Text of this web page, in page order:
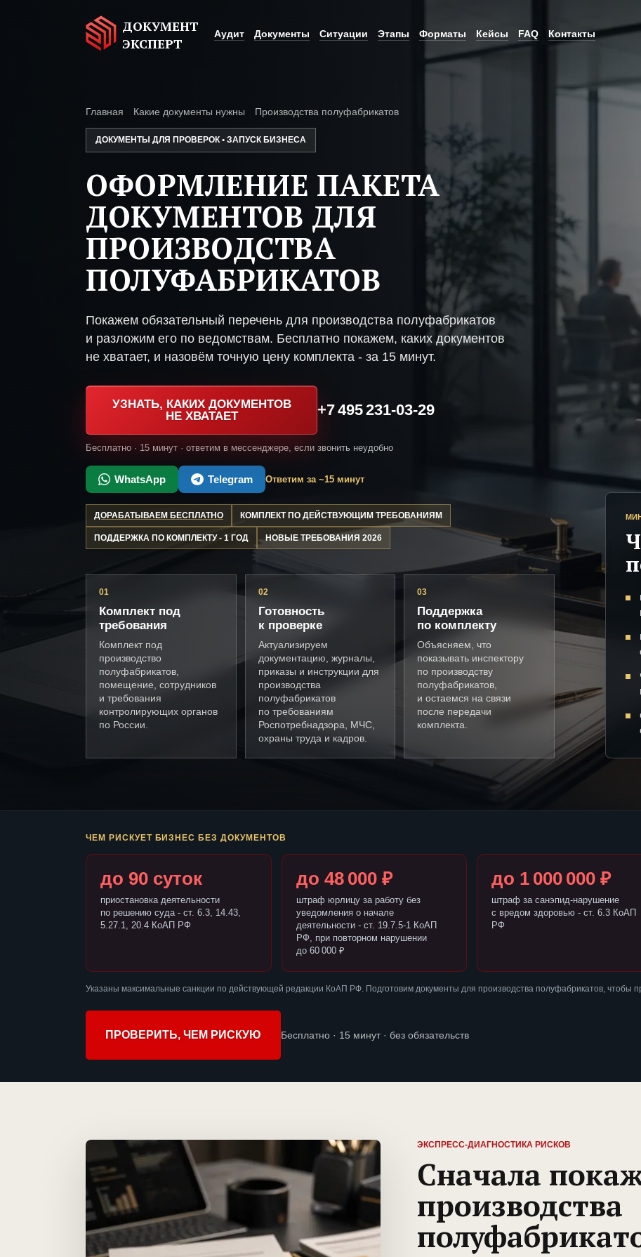
ДОКУМЕНТ
ЭКСПЕРТ
Аудит Документы Ситуации Этапы Форматы Кейсы FAQ Контакты
Главная Какие документы нужны Производства полуфабрикатов
ДОКУМЕНТЫ ДЛЯ ПРОВЕРОК • ЗАПУСК БИЗНЕСА
ОФОРМЛЕНИЕ ПАКЕТА
ДОКУМЕНТОВ ДЛЯ
ПРОИЗВОДСТВА
ПОЛУФАБРИКАТОВ
Покажем обязательный перечень для производства полуфабрикатов
и разложим его по ведомствам. Бесплатно покажем, каких документов
не хватает, и назовём точную цену комплекта - за 15 минут.
УЗНАТЬ, КАКИХ ДОКУМЕНТОВ
НЕ ХВАТАЕТ
+7 495 231-03-29
Бесплатно · 15 минут · ответим в мессенджере, если звонить неудобно
WhatsApp Telegram Ответим за ~15 минут
ДОРАБАТЫВАЕМ БЕСПЛАТНО КОМПЛЕКТ ПО ДЕЙСТВУЮЩИМ ТРЕБОВАНИЯМ
ПОДДЕРЖКА ПО КОМПЛЕКТУ - 1 ГОД НОВЫЕ ТРЕБОВАНИЯ 2026
01
Комплект под
требования
Комплект под
производство
полуфабрикатов,
помещение, сотрудников
и требования
контролирующих органов
по России.
02
Готовность
к проверке
Актуализируем
документацию, журналы,
приказы и инструкции для
производства
полуфабрикатов
по требованиям
Роспотребнадзора, МЧС,
охраны труда и кадров.
03
Поддержка
по комплекту
Объясняем, что
показывать инспектору
по производству
полуфабрикатов,
и остаемся на связи
после передачи
комплекта.
ЧЕМ РИСКУЕТ БИЗНЕС БЕЗ ДОКУМЕНТОВ
до 90 суток
приостановка деятельности
по решению суда - ст. 6.3, 14.43,
5.27.1, 20.4 КоАП РФ
до 48 000 ₽
штраф юрлицу за работу без
уведомления о начале
деятельности - ст. 19.7.5-1 КоАП
РФ, при повторном нарушении
до 60 000 ₽
до 1 000 000 ₽
штраф за санэпид-нарушение
с вредом здоровью - ст. 6.3 КоАП
РФ
Указаны максимальные санкции по действующей редакции КоАП РФ. Подготовим документы для производства полуфабрикатов, чтобы
ПРОВЕРИТЬ, ЧЕМ РИСКУЮ Бесплатно · 15 минут · без обязательств
ЭКСПРЕСС-ДИАГНОСТИКА РИСКОВ
Сначала
производства